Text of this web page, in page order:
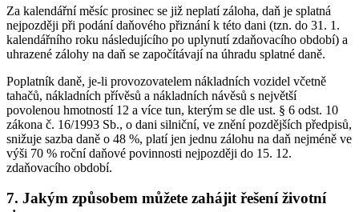
Za kalendářní měsíc prosinec se již neplatí záloha, daň je splatná
nejpozději při podání daňového přiznání k této dani (tzn. do 31. 1.
kalendářního roku následujícího po uplynutí zdaňovacího období) a
uhrazené zálohy na daň se započítávají na úhradu splatné daně.
Poplatník daně, je-li provozovatelem nákladních vozidel včetně
tahačů, nákladních přívěsů a nákladních návěsů s největší
povolenou hmotností 12 a více tun, kterým se dle ust. § 6 odst. 10
zákona č. 16/1993 Sb., o dani silniční, ve znění pozdějších předpisů,
snižuje sazba daně o 48 %, platí jen jednu zálohu na daň nejméně ve
výši 70 % roční daňové povinnosti nejpozději do 15. 12.
zdaňovacího období.
7. Jakým způsobem můžete zahájit řešení životní